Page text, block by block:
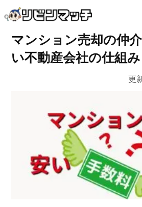
マンション売却の仲
い不動産会社の仕組
更